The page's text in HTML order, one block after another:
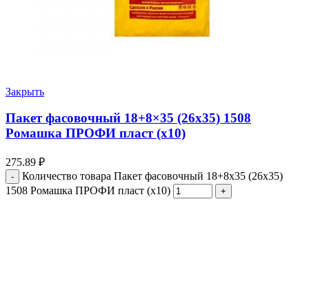
Закрыть
Пакет фасовочный 18+8×35 (26х35) 1508
Ромашка ПРОФИ пласт (х10)
275.89 ₽
Количество товара Пакет фасовочный 18+8x35 (26х35)
1508 Ромашка ПРОФИ пласт (х10)